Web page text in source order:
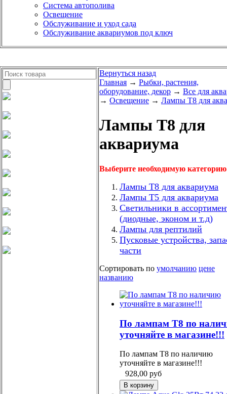
Система автополива
Освещение
Обслуживание и уход сада
Обслуживание аквариумов под ключ
Вернуться назад
Главная → Рыбки, растения,
оборудование, декор → Все для
→ Освещение → Лампы Т8 для
Лампы Т8 для
аквариума
Выберите необходимую
Лампы Т8 для аквариума
Лампы Т5 для аквариума
Светильники в
(диодные, эконом и т.д)
Лампы для рептилий
Пусковые устройства,
части
Сортировать по умолчанию цене
названию
По лампам Т8 по
уточняйте в магазине!!!
По лампам Т8 по наличию
уточняйте в магазине!!!
928,00 руб